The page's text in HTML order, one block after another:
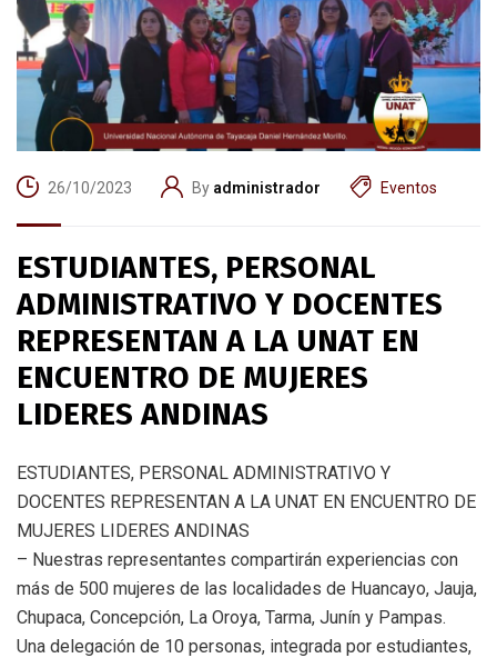
26/10/2023 By administrador Eventos
ESTUDIANTES, PERSONAL
ADMINISTRATIVO Y DOCENTES
REPRESENTAN A LA UNAT EN
ENCUENTRO DE MUJERES
LIDERES ANDINAS
ESTUDIANTES, PERSONAL ADMINISTRATIVO Y
DOCENTES REPRESENTAN A LA UNAT EN ENCUENTRO DE
MUJERES LIDERES ANDINAS
– Nuestras representantes compartirán experiencias con
más de 500 mujeres de las localidades de Huancayo, Jauja,
Chupaca, Concepción, La Oroya, Tarma, Junín y Pampas.
Una delegación de 10 personas, integrada por estudiantes,